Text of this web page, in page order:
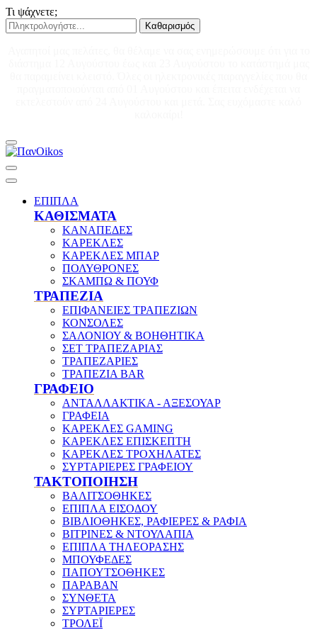
Τι ψάχνετε;
Καθαρισμός
ΕΠΙΠΛΑ
ΚΑΘΙΣΜΑΤΑ
ΚΑΝΑΠΕΔΕΣ
ΚΑΡΕΚΛΕΣ
ΚΑΡΕΚΛΕΣ ΜΠΑΡ
ΠΟΛΥΘΡΟΝΕΣ
ΣΚΑΜΠΩ & ΠΟΥΦ
ΤΡΑΠΕΖΙΑ
ΕΠΙΦΑΝΕΙΕΣ ΤΡΑΠΕΖΙΩΝ
ΚΟΝΣΟΛΕΣ
ΣΑΛΟΝΙΟΥ & ΒΟΗΘΗΤΙΚΑ
ΣΕΤ ΤΡΑΠΕΖΑΡΙΑΣ
ΤΡΑΠΕΖΑΡΙΕΣ
ΤΡΑΠΕΖΙΑ BAR
ΓΡΑΦΕΙΟ
ΑΝΤΑΛΛΑΚΤΙΚΑ - ΑΞΕΣΟΥΑΡ
ΓΡΑΦΕΙΑ
ΚΑΡΕΚΛΕΣ GAMING
ΚΑΡΕΚΛΕΣ ΕΠΙΣΚΕΠΤΗ
ΚΑΡΕΚΛΕΣ ΤΡΟΧΗΛΑΤΕΣ
ΣΥΡΤΑΡΙΕΡΕΣ ΓΡΑΦΕΙΟΥ
ΤΑΚΤΟΠΟΙΗΣΗ
ΒΑΛΙΤΣΟΘΗΚΕΣ
ΕΠΙΠΛΑ ΕΙΣΟΔΟΥ
ΒΙΒΛΙΟΘΗΚΕΣ, ΡΑΦΙΕΡΕΣ & ΡΑΦΙΑ
ΒΙΤΡΙΝΕΣ & ΝΤΟΥΛΑΠΙΑ
ΕΠΙΠΛΑ ΤΗΛΕΟΡΑΣΗΣ
ΜΠΟΥΦΕΔΕΣ
ΠΑΠΟΥΤΣΟΘΗΚΕΣ
ΠΑΡΑΒΑΝ
ΣΥΝΘΕΤΑ
ΣΥΡΤΑΡΙΕΡΕΣ
ΤΡΟΛΕΪ